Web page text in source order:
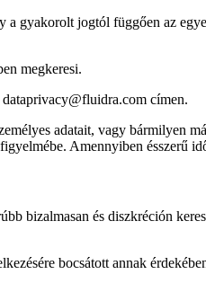
gyakorolt jogtól függően az
megkeresi.
címen.
adatait, vagy bármilyen
Amennyiben ésszerű
bizalmasan és diszkréción
bocsátott annak